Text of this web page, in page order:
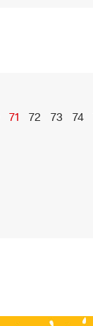
71 72 73 74